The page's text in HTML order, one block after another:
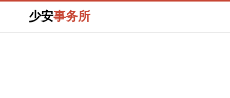
少安事务所